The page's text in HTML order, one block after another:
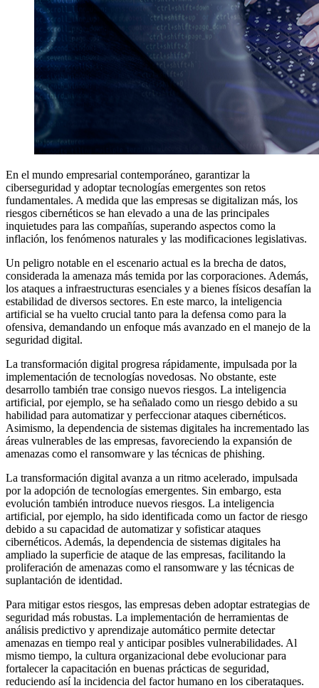
En el mundo empresarial contemporáneo, garantizar la
ciberseguridad y adoptar tecnologías emergentes son retos
fundamentales. A medida que las empresas se digitalizan más, los
riesgos cibernéticos se han elevado a una de las principales
inquietudes para las compañías, superando aspectos como la
inflación, los fenómenos naturales y las modificaciones legislativas.
Un peligro notable en el escenario actual es la brecha de datos,
considerada la amenaza más temida por las corporaciones. Además,
los ataques a infraestructuras esenciales y a bienes físicos desafían la
estabilidad de diversos sectores. En este marco, la inteligencia
artificial se ha vuelto crucial tanto para la defensa como para la
ofensiva, demandando un enfoque más avanzado en el manejo de la
seguridad digital.
La transformación digital progresa rápidamente, impulsada por la
implementación de tecnologías novedosas. No obstante, este
desarrollo también trae consigo nuevos riesgos. La inteligencia
artificial, por ejemplo, se ha señalado como un riesgo debido a su
habilidad para automatizar y perfeccionar ataques cibernéticos.
Asimismo, la dependencia de sistemas digitales ha incrementado las
áreas vulnerables de las empresas, favoreciendo la expansión de
amenazas como el ransomware y las técnicas de phishing.
La transformación digital avanza a un ritmo acelerado, impulsada
por la adopción de tecnologías emergentes. Sin embargo, esta
evolución también introduce nuevos riesgos. La inteligencia
artificial, por ejemplo, ha sido identificada como un factor de riesgo
debido a su capacidad de automatizar y sofisticar ataques
cibernéticos. Además, la dependencia de sistemas digitales ha
ampliado la superficie de ataque de las empresas, facilitando la
proliferación de amenazas como el ransomware y las técnicas de
suplantación de identidad.
Para mitigar estos riesgos, las empresas deben adoptar estrategias de
seguridad más robustas. La implementación de herramientas de
análisis predictivo y aprendizaje automático permite detectar
amenazas en tiempo real y anticipar posibles vulnerabilidades. Al
mismo tiempo, la cultura organizacional debe evolucionar para
fortalecer la capacitación en buenas prácticas de seguridad,
reduciendo así la incidencia del factor humano en los ciberataques.